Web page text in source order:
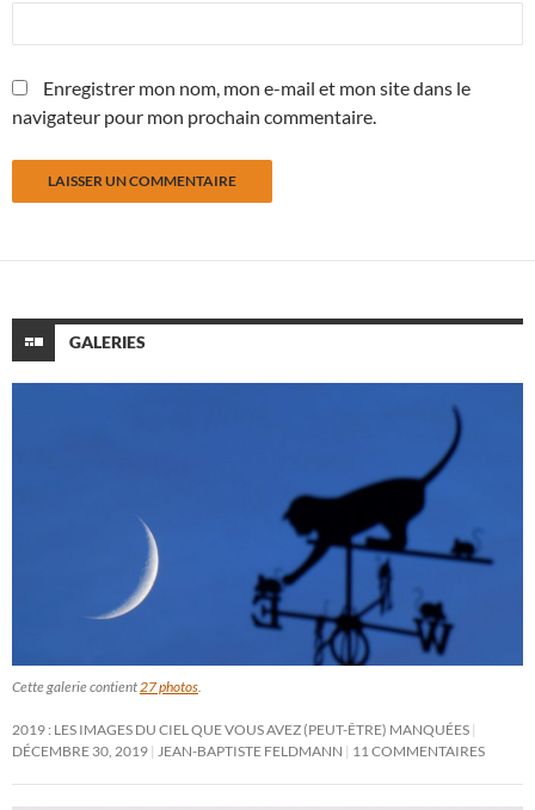
Enregistrer mon nom, mon e-mail et mon site dans le
navigateur pour mon prochain commentaire.
GALERIES
Cette galerie contient 27 photos
2019 : LES IMAGES DU CIEL QUE VOUS AVEZ (PEUT-ÊTRE) MANQUÉES
DÉCEMBRE 30, 2019
JEAN-BAPTISTE FELDMANN 11 COMMENTAIRES